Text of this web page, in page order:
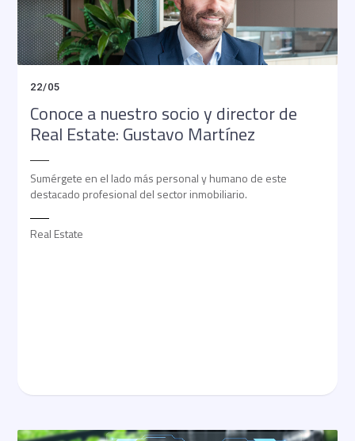
22/05
Conoce a nuestro socio y director de
Real Estate: Gustavo Martínez
Sumérgete en el lado más personal y humano de este
destacado profesional del sector inmobiliario.
Real Estate